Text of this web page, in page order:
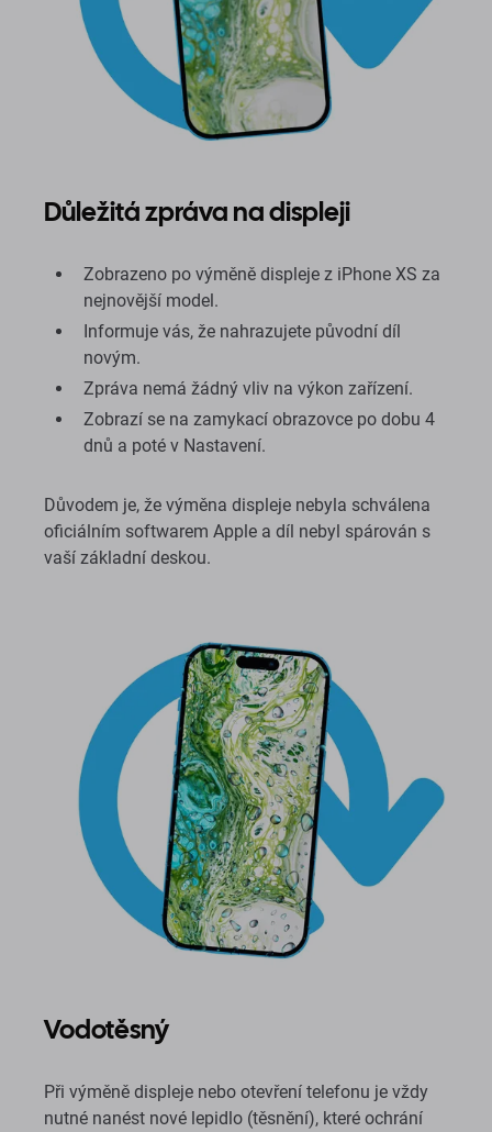
Důležitá zpráva na displeji
Zobrazeno po výměně displeje z iPhone XS za
nejnovější model.
Informuje vás, že nahrazujete původní díl
novým.
Zpráva nemá žádný vliv na výkon zařízení.
Zobrazí se na zamykací obrazovce po dobu 4
dnů a poté v Nastavení.
Důvodem je, že výměna displeje nebyla schválena
oficiálním softwarem Apple a díl nebyl spárován s
vaší základní deskou.
Vodotěsný
Při výměně displeje nebo otevření telefonu je vždy
nutné nanést nové lepidlo (těsnění), které ochrání